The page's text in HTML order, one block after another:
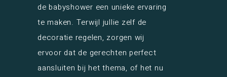
de babyshower een unieke ervaring
te maken. Terwijl jullie zelf de
decoratie regelen, zorgen wij
ervoor dat de gerechten perfect
aansluiten bij het thema, of het nu